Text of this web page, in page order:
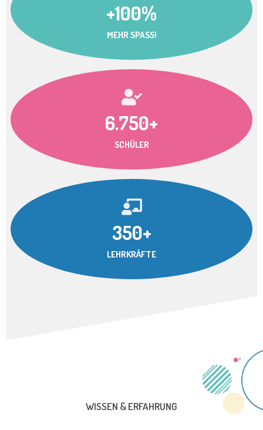
+100%
MEHR SPASS!
6.750+
SCHÜLER
350+
LEHRKRÄFTE
WISSEN & ERFAHRUNG